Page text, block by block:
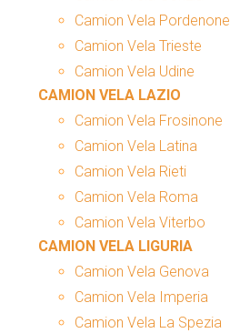
Camion Vela Pordenone
Camion Vela Trieste
Camion Vela Udine
CAMION VELA LAZIO
Camion Vela Frosinone
Camion Vela Latina
Camion Vela Rieti
Camion Vela Roma
Camion Vela Viterbo
CAMION VELA LIGURIA
Camion Vela Genova
Camion Vela Imperia
Camion Vela La Spezia